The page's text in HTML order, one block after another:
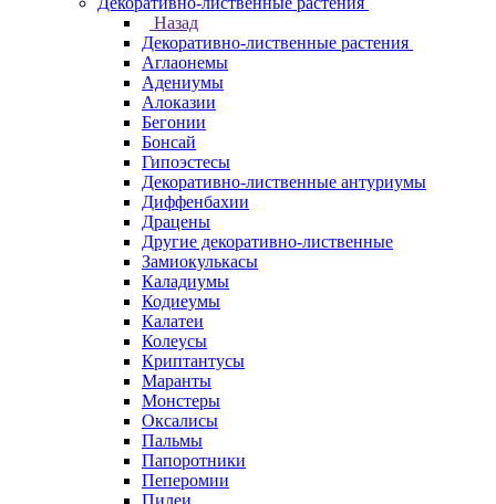
Назад
Декоративно-лиственные растения
Аглаонемы
Адениумы
Алоказии
Бегонии
Бонсай
Гипоэстесы
Декоративно-лиственные антуриумы
Диффенбахии
Драцены
Другие декоративно-лиственные
Замиокулькасы
Каладиумы
Кодиеумы
Калатеи
Колеусы
Криптантусы
Маранты
Монстеры
Оксалисы
Пальмы
Папоротники
Пеперомии
Пилеи